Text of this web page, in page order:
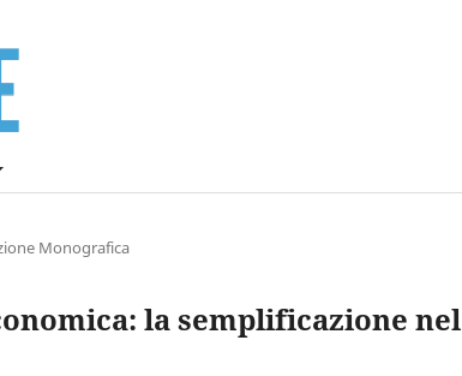
Monografica
la semplificazione nel